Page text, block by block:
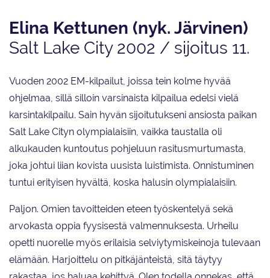
Elina Kettunen (nyk. Järvinen)
Salt Lake City 2002 / sijoitus 11.
Vuoden 2002 EM-kilpailut, joissa tein kolme hyvää
ohjelmaa, sillä silloin varsinaista kilpailua edelsi vielä
karsintakilpailu. Sain hyvän sijoitutukseni ansiosta paikan
Salt Lake Cityn olympialaisiin, vaikka taustalla oli
alkukauden kuntoutus pohjeluun rasitusmurtumasta,
joka johtui liian kovista uusista luistimista. Onnistuminen
tuntui erityisen hyvältä, koska halusin olympialaisiin.
Paljon. Omien tavoitteiden eteen työskentelyä sekä
arvokasta oppia fyysisestä valmennuksesta. Urheilu
opetti nuorelle myös erilaisia selviytymiskeinoja tulevaan
elämään. Harjoittelu on pitkäjänteistä, sitä täytyy